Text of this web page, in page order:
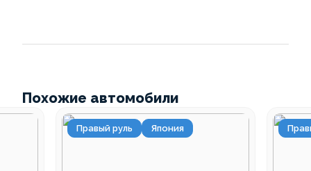
Похожие автомобили
Правый руль Япония